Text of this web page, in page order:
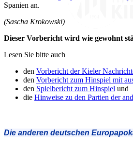
Spanien an.
(Sascha Krokowski)
Dieser Vorbericht wird wie gewohnt
Lesen Sie bitte auch
den Vorbericht der Kieler
den Vorbericht zum Hinspiel mit
den Spielbericht zum Hinspiel und
die Hinweise zu den Partien der
Die anderen deutschen